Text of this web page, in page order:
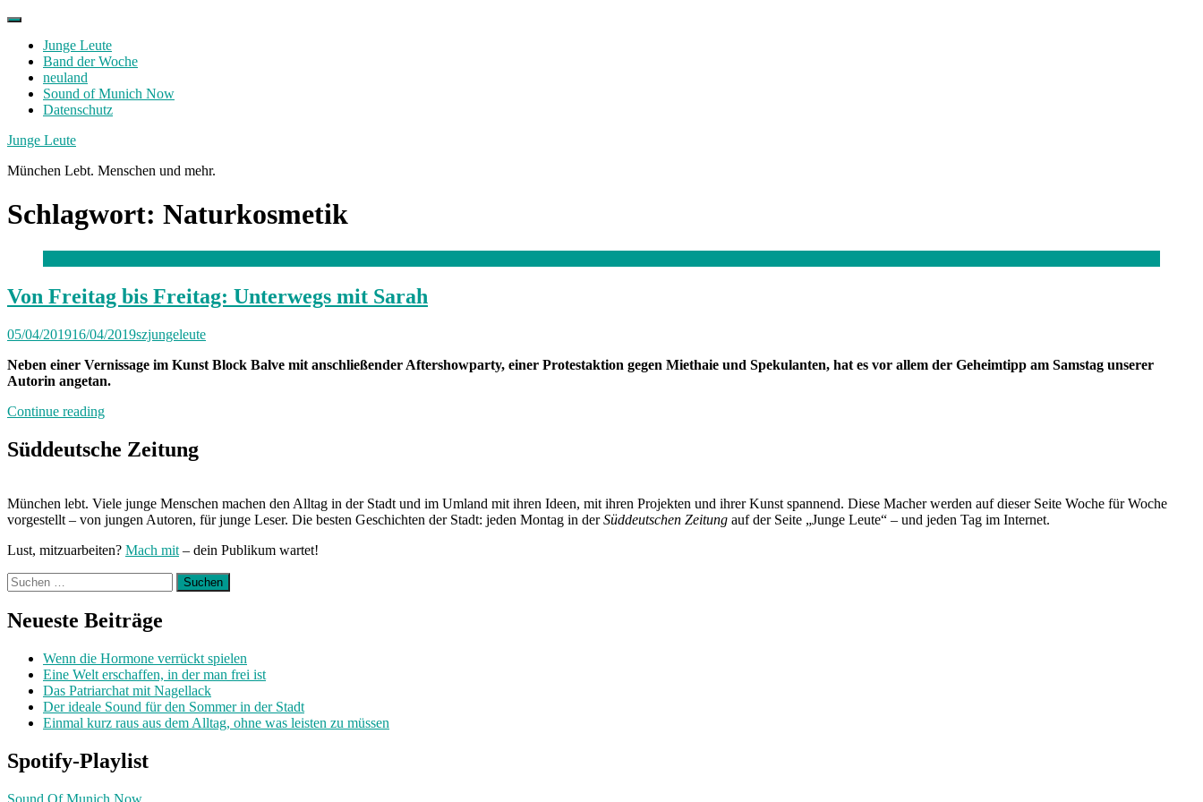
Skip
contentJunge Leute
Band der Woche
neuland
Sound of Munich Now
Datenschutz
Facebook
Twitter
Instagram
Junge Leute
München Lebt. Menschen und mehr.
Schlagwort: Naturkosmetik
Von Freitag bis Freitag: Unterwegs mit Sarah
05/04/201916/04/2019szjungeleute
Neben einer Vernissage im Kunst Block Balve mit anschließender Aftershowparty, einer Protestaktion gegen Miethaie und Spekulanten, hat es vor allem der Geheimtipp am Samstag unserer
Autorin angetan.
Continue reading„Von
bis
Freitag:
Sarah“
Süddeutsche Zeitung
München lebt. Viele junge Menschen machen den Alltag in der Stadt und im Umland mit ihren Ideen, mit ihren Projekten und ihrer Kunst spannend. Diese Macher werden auf dieser Seite Woche für Woche
vorgestellt – von jungen Autoren, für junge Leser. Die besten Geschichten der Stadt: jeden Montag in derSüddeutschen Zeitung auf der Seite „Junge Leute“ – und jeden Tag im Internet.
Lust, mitzuarbeiten? Mach mit – dein Publikum wartet!
Suchen
nach:
Neueste Beiträge
Wenn die Hormone verrückt spielen
Eine Welt erschaffen, in der man frei ist
Das Patriarchat mit Nagellack
Der ideale Sound für den Sommer in der Stadt
Einmal kurz raus aus dem Alltag, ohne was leisten zu müssen
Spotify-Playlist